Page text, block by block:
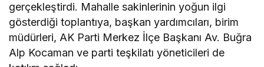
gerçekleştirdi. Mahalle sakinlerinin yoğun ilgi
gösterdiği toplantıya, başkan yardımcıları, birim
müdürleri, AK Parti Merkez İlçe Başkanı Av. Buğra
Alp Kocaman ve parti teşkilatı yöneticileri de